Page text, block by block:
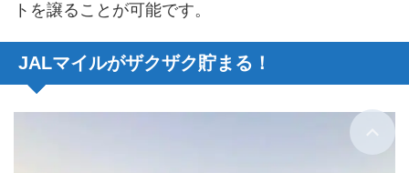
トを譲ることが可能です。
JALマイルがザクザク貯まる！